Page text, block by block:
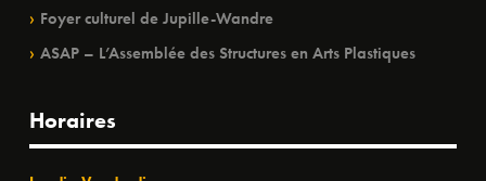
Foyer culturel de Jupille-Wandre
ASAP – L’Assemblée des Structures en Arts Plastiques
Horaires